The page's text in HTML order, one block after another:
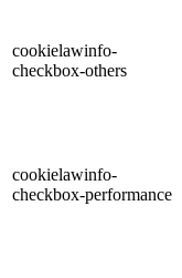
cookielawinfo-
checkbox-others
cookielawinfo-
checkbox-performance